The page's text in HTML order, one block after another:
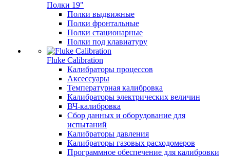
Полки 19"
Полки выдвижные
Полки фронтальные
Полки стационарные
Полки под клавиатуру
Fluke Calibration
Калибраторы процессов
Аксессуары
Температурная калибровка
Калибраторы электрических величин
ВЧ-калибровка
Сбор данных и оборудование для
испытаний
Калибраторы давления
Калибраторы газовых расходомеров
Программное обеспечение для калибровки